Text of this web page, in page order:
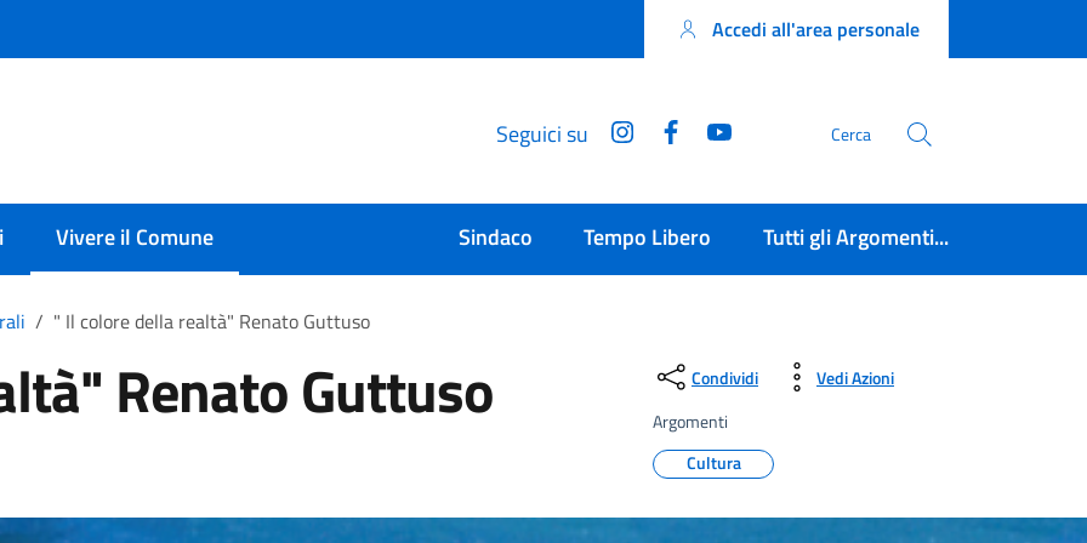
Accedi all'area personale
Seguici su InstagramFacebook Cerca
Vivere il Comune Sindaco Tempo Libero Tutti gli Argomenti...
" Il colore della realtà" Renato Guttuso
Renato Guttuso Condividi
Vedi Azioni
Argomenti
Cultura